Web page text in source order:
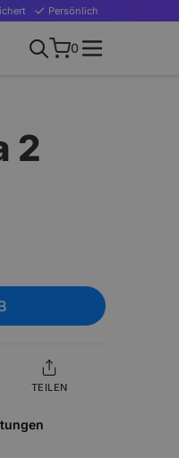
Persönlich
0
2
TEILEN